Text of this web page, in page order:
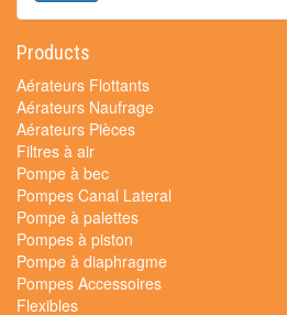
Products
Aérateurs Flottants
Aérateurs Naufrage
Aérateurs Pièces
Filtres à air
Pompe à bec
Pompes Canal Lateral
Pompe à palettes
Pompes à piston
Pompe à diaphragme
Pompes Accessoires
Flexibles